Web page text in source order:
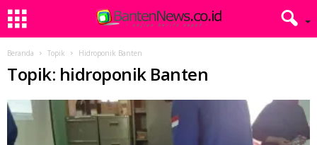
Beranda Topik Hidroponik Banten
Topik: hidroponik Banten